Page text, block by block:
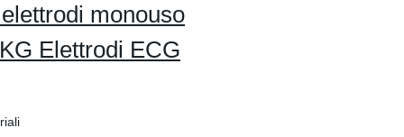
monouso
Elettrodi ECG